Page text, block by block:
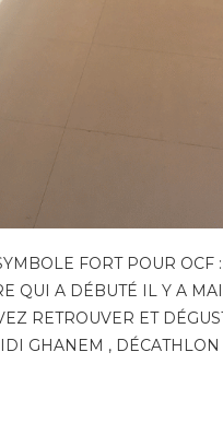
FORT POUR
QUI A DÉBUTÉ IL Y A
RETROUVER ET
GHANEM ,